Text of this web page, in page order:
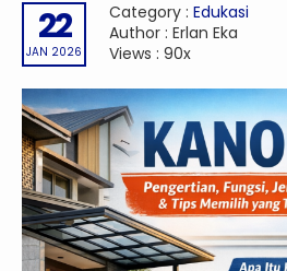
22
JAN 2026
Category : Edukasi
Author : Erlan Eka
Views : 90x